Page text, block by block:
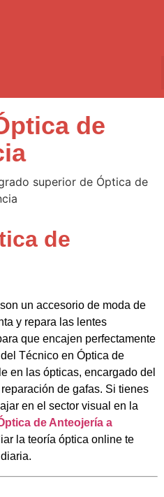
de
de
un accesorio de moda de
y repara las lentes
que encajen perfectamente
Técnico en Óptica de
en las ópticas, encargado del
de gafas. Si tienes
en el sector visual en la
de Anteojería a
la teoría óptica online te